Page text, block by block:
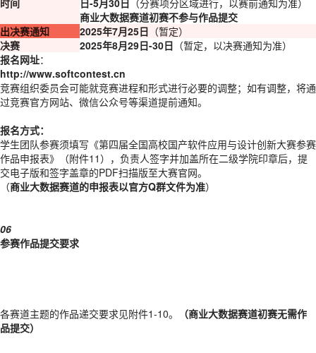
时间
日-5月30日 （分赛项分区域进行，以赛前通知为准）
商业大数据赛道初赛不参与作品提交
出决赛通知
2025年7月25日 （暂定）
决赛
2025年8月29日-30日 （暂定，以决赛通知为准）
报名网址：
http://www.softcontest.cn
竞赛组织委员会可能就竞赛进程和形式进行必要的调整；如有调整，将通
过竞赛官方网站、微信公众号等渠道提前通知。
报名方式：
学生团队参赛须填写《第四届全国高校国产软件应用与设计创新大赛参赛
作品申报表》（附件11），负责人签字并加盖所在二级学院印章后，提
交电子版和签字盖章的PDF扫描版至大赛官网。
（商业大数据赛道的申报表以官方Q群文件为准）
06
参赛作品提交要求
各赛道主题的作品递交要求见附件1-10。 （商业大数据赛道初赛无需作
品提交）